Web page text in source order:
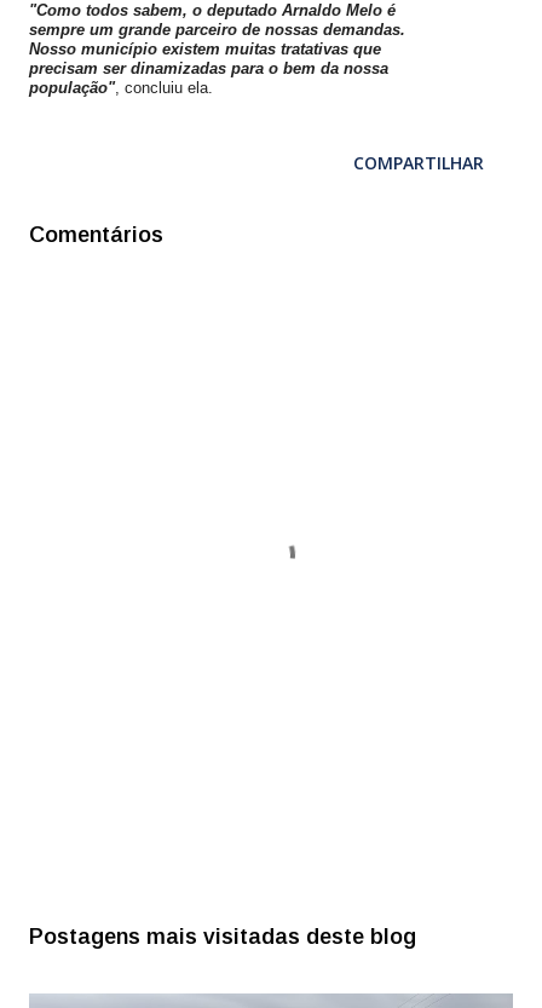
"Como todos sabem, o deputado Arnaldo Melo é
sempre um grande parceiro de nossas demandas.
Nosso município existem muitas tratativas que
precisam ser dinamizadas para o bem da nossa
população", concluiu ela.
COMPARTILHAR
Comentários
Postagens mais visitadas deste blog